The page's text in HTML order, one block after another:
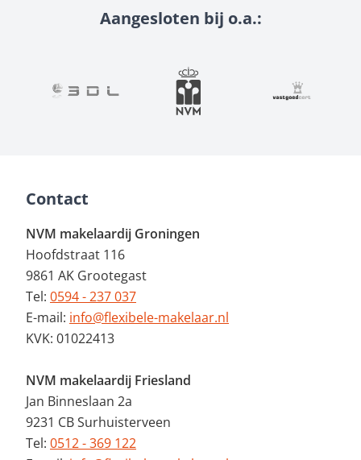
Aangesloten bij o.a.:
Contact
NVM makelaardij Groningen
Hoofdstraat 116
9861 AK Grootegast
Tel: 0594 - 237 037
E-mail: info@flexibele-makelaar.nl
KVK: 01022413
NVM makelaardij Friesland
Jan Binneslaan 2a
9231 CB Surhuisterveen
Tel: 0512 - 369 122